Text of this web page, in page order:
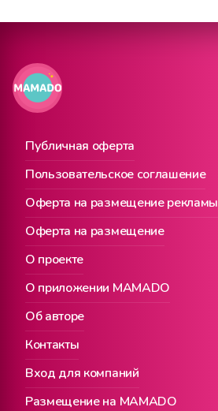
Публичная оферта
О проекте
Вход для компаний
Пользовательское соглашение
О приложении MAMADO
Размещение на MAMADO
Оферта на размещение рекламы
Об авторе
Оферта на размещение
Контакты